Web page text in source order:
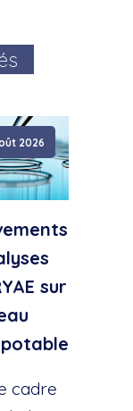
2026
sur
cadre